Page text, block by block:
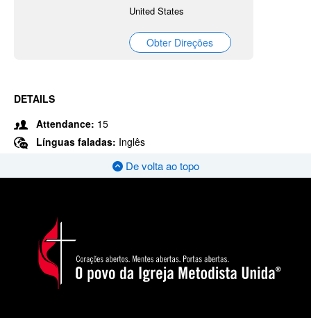
United States
Obter Direções
DETAILS
Attendance: 15
Línguas faladas: Inglês
De volta ao topo